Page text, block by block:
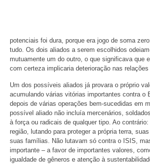
potenciais foi dura, porque era jogo de soma
tudo. Os dois aliados a serem escolhidos
mutuamente um do outro, o que significava que
com certeza implicaria deterioração nas
Um dos possíveis aliados já provara o próprio
acumulando várias vitórias importantes contra o
depois de várias operações bem-sucedidas em
possível aliado não incluía mercenários,
à força ou radicais de qualquer tipo. Ao
região, lutando para proteger a própria terra,
suas famílias. Não lutavam só contra o ISIS,
importante – a favor de importantes valores,
igualdade de gêneros e atenção à